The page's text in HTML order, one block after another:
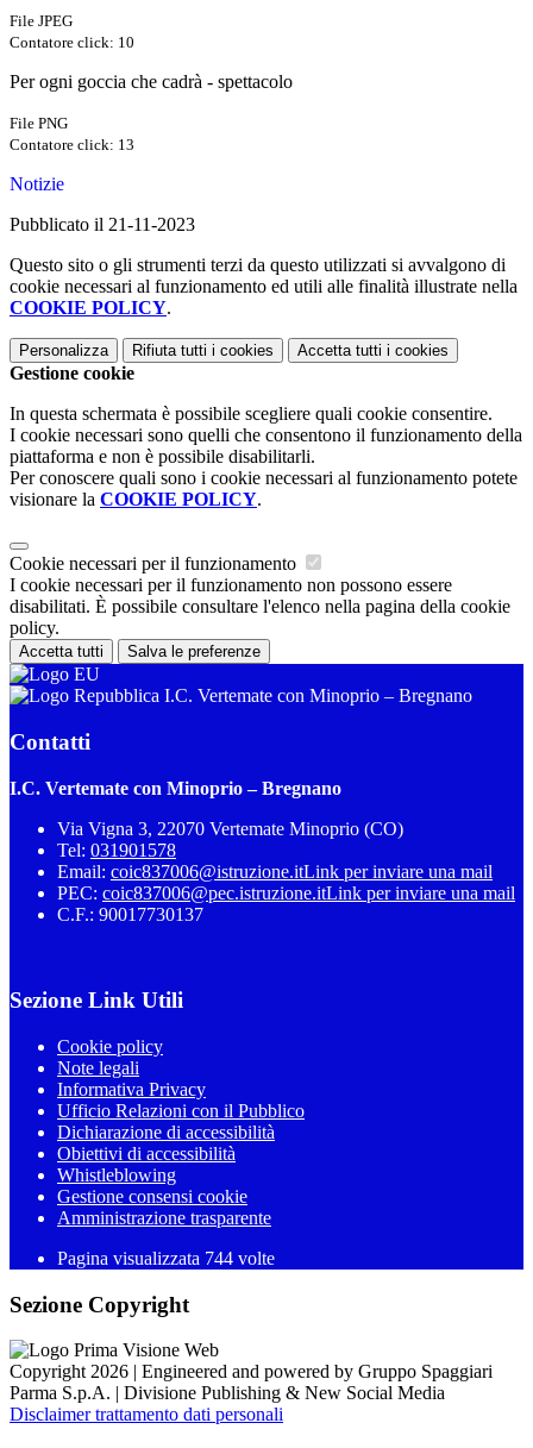
File JPEG
Contatore click: 10
Per ogni goccia che cadrà - spettacolo
File PNG
Contatore click: 13
Notizie
Pubblicato il 21-11-2023
Questo sito o gli strumenti terzi da questo utilizzati si avvalgono di
cookie necessari al funzionamento ed utili alle finalità illustrate nella
COOKIE POLICY.
Personalizza Rifiuta tutti i cookies Accetta tutti i cookies
Gestione cookie
In questa schermata è possibile scegliere quali cookie consentire.
I cookie necessari sono quelli che consentono il funzionamento della
piattaforma e non è possibile disabilitarli.
Per conoscere quali sono i cookie necessari al funzionamento potete
visionare la COOKIE POLICY.
Cookie necessari per il funzionamento
I cookie necessari per il funzionamento non possono essere
disabilitati. È possibile consultare l'elenco nella pagina della cookie
policy.
Accetta tutti Salva le preferenze
I.C. Vertemate con Minoprio – Bregnano
Contatti
I.C. Vertemate con Minoprio – Bregnano
Via Vigna 3, 22070 Vertemate Minoprio (CO)
Tel: 031901578
Email: coic837006@istruzione.itLink per inviare una mail
PEC: coic837006@pec.istruzione.itLink per inviare una mail
C.F.: 90017730137
Sezione Link Utili
Cookie policy
Note legali
Informativa Privacy
Ufficio Relazioni con il Pubblico
Dichiarazione di accessibilità
Obiettivi di accessibilità
Whistleblowing
Gestione consensi cookie
Amministrazione trasparente
Pagina visualizzata 744 volte
Sezione Copyright
Copyright 2026 | Engineered and powered by Gruppo Spaggiari
Parma S.p.A. | Divisione Publishing & New Social Media
Disclaimer trattamento dati personali